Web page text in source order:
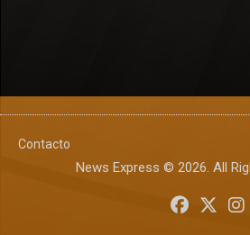
Contacto
News Express © 2026. All